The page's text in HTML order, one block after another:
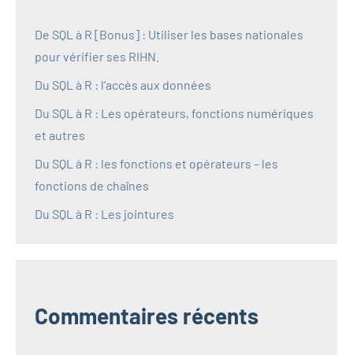
De SQL à R [Bonus] : Utiliser les bases nationales
pour vérifier ses RIHN.
Du SQL à R : l’accès aux données
Du SQL à R : Les opérateurs, fonctions numériques
et autres
Du SQL à R : les fonctions et opérateurs – les
fonctions de chaînes
Du SQL à R : Les jointures
Commentaires récents